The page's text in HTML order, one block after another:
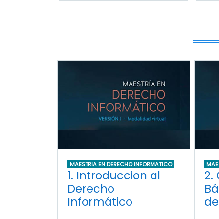
MAESTRIA EN DERECHO INFORMATICO
1. Introduccion al
Derecho
Informático
2.